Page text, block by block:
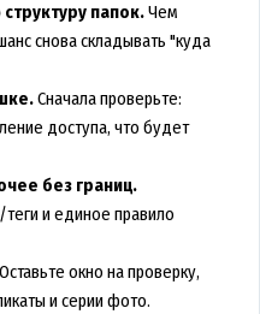
папок.Чем
снова складывать "куда
Сначала проверьте:
доступа, что будет
без границ.
и единое правило
окно на проверку,
и серии фото.